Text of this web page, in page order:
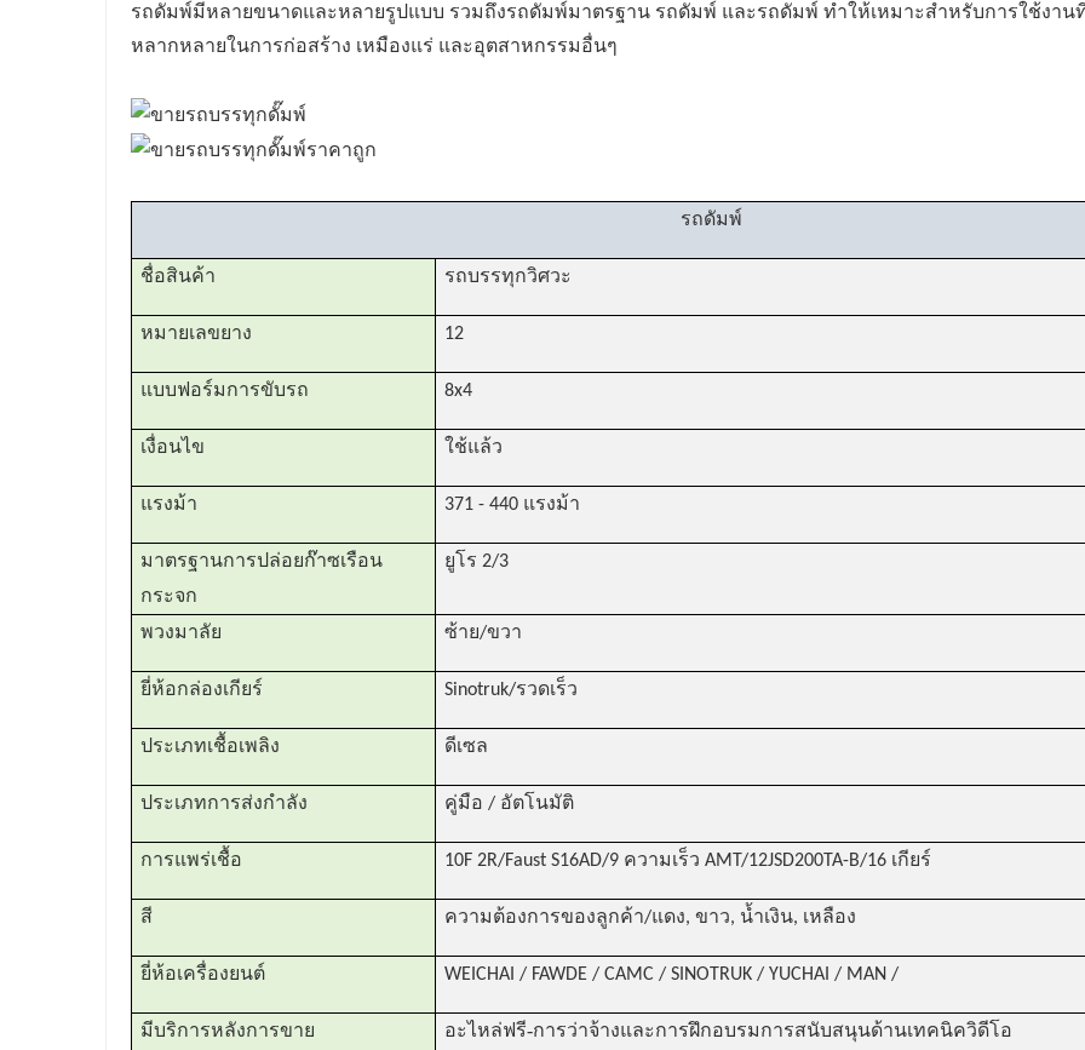
รถดัมพ์มีหลายขนาดและหลายรูปแบบ รวมถึงรถดัมพ์มาตรฐาน รถดัมพ์ และรถดัมพ์ ทำให้เหมาะสำหรับการใช้งาน
หลากหลายในการก่อสร้าง เหมืองแร่ และอุตสาหกรรมอื่นๆ
รถดัมพ์
ชื่อสินค้า รถบรรทุกวิศวะ
หมายเลขยาง 12
แบบฟอร์มการขับรถ 8x4
เงื่อนไข ใช้แล้ว
แรงม้า 371 - 440 แรงม้า
มาตรฐานการปล่อยก๊าซเรือน
กระจก
ยูโร 2/3
พวงมาลัย ซ้าย/ขวา
ยี่ห้อกล่องเกียร์ Sinotruk/รวดเร็ว
ประเภทเชื้อเพลิง ดีเซล
ประเภทการส่งกำลัง คู่มือ / อัตโนมัติ
การแพร่เชื้อ 10F 2R/Faust S16AD/9 ความเร็ว AMT/12JSD200TA-B/16 เกียร์
สี ความต้องการของลูกค้า/แดง, ขาว, น้ำเงิน, เหลือง
ยี่ห้อเครื่องยนต์ WEICHAI / FAWDE / CAMC / SINOTRUK / YUCHAI / MAN /
มีบริการหลังการขาย อะไหล่ฟรี-การว่าจ้างและการฝึกอบรมการสนับสนุนด้านเทคนิควิดีโอ